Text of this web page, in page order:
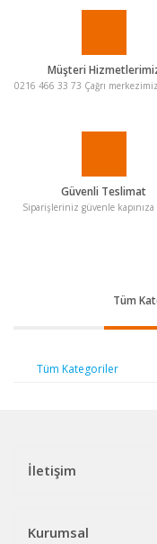
Müşteri
0216 466 33 73 Çağrı
Güvenli Teslimat
Siparişleriniz güvenle kapınıza
Tüm
Tüm Kategoriler
İletişim
Kurumsal